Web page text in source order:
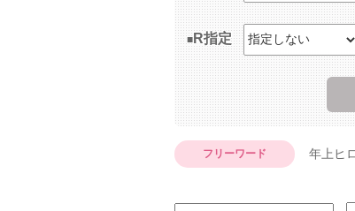
R指定
フリーワード 年上ヒ